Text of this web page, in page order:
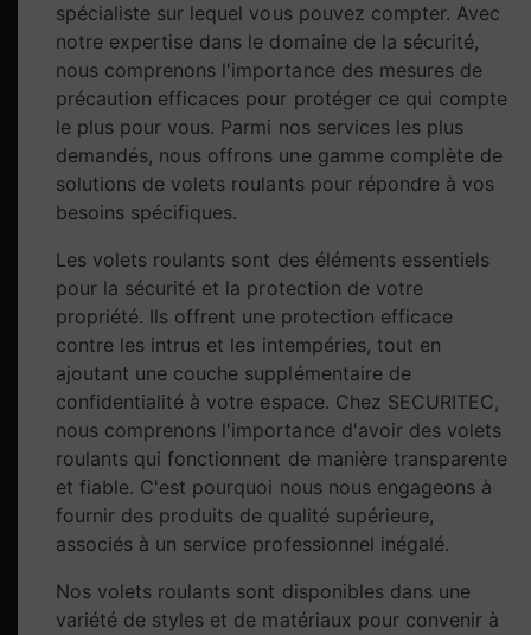
spécialiste sur lequel vous pouvez compter. Avec
notre expertise dans le domaine de la sécurité,
nous comprenons l'importance des mesures de
précaution efficaces pour protéger ce qui compte
le plus pour vous. Parmi nos services les plus
demandés, nous offrons une gamme complète de
solutions de volets roulants pour répondre à vos
besoins spécifiques.
Les volets roulants sont des éléments essentiels
pour la sécurité et la protection de votre
propriété. Ils offrent une protection efficace
contre les intrus et les intempéries, tout en
ajoutant une couche supplémentaire de
confidentialité à votre espace. Chez SECURITEC,
nous comprenons l'importance d'avoir des volets
roulants qui fonctionnent de manière transparente
et fiable. C'est pourquoi nous nous engageons à
fournir des produits de qualité supérieure,
associés à un service professionnel inégalé.
Nos volets roulants sont disponibles dans une
variété de styles et de matériaux pour convenir à